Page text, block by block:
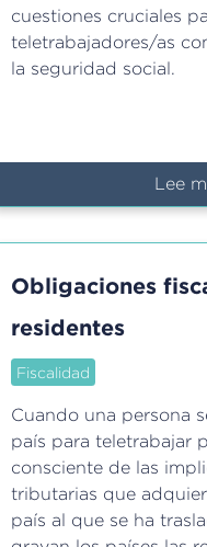
cuestiones cruciales
teletrabajadores/as
la seguridad social.
Lee
Obligaciones
residentes
Fiscalidad
Cuando una persona
país para teletrabajar
consciente de las
tributarias que
país al que se ha